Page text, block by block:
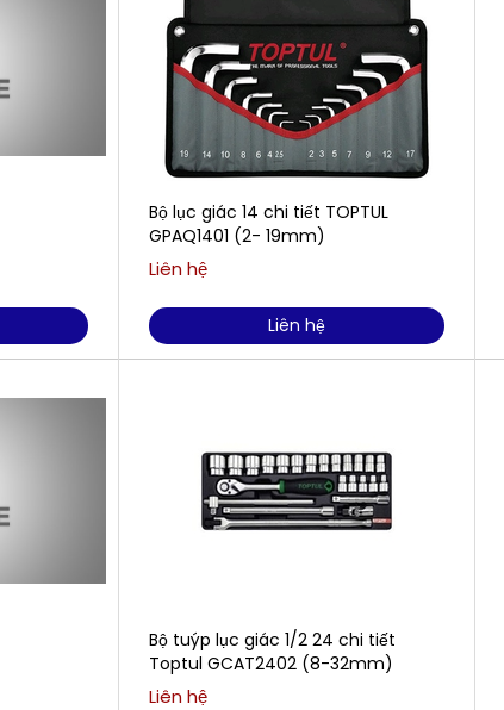
Bộ lục giác 14 chi tiết TOPTUL
GPAQ1401 (2- 19mm)
Liên hệ
Liên hệ
Bộ tuýp lục giác 1/2 24 chi tiết
Toptul GCAT2402 (8-32mm)
Liên hệ